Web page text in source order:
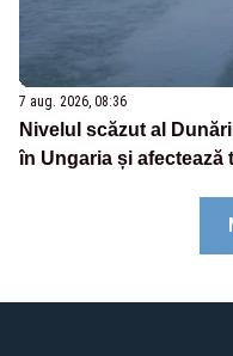
7 aug. 2026, 08:36
Nivelul scăzut al
în Ungaria și afectează